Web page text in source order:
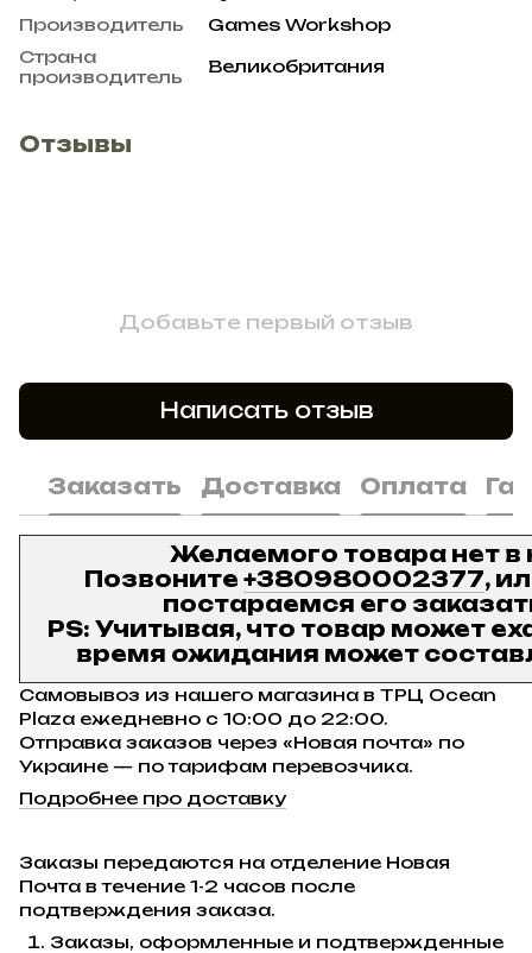
Производитель
Games Workshop
Страна
производитель
Великобритания
Отзывы
Добавьте первый отзыв
Написать отзыв
Заказать Доставка Оплата
Желаемого товара нет в
Позвоните +380980002377,
постараемся его
PS: Учитывая, что товар может
время ожидания может
Самовывоз из нашего магазина в ТРЦ Ocean
Plaza ежедневно с 10:00 до 22:00.
Отправка заказов через «Новая почта» по
Украине — по тарифам перевозчика.
Подробнее про доставку
Заказы передаются на отделение Новая
Почта в течение 1-2 часов после
подтверждения заказа.
Заказы, оформленные и подтвержденные